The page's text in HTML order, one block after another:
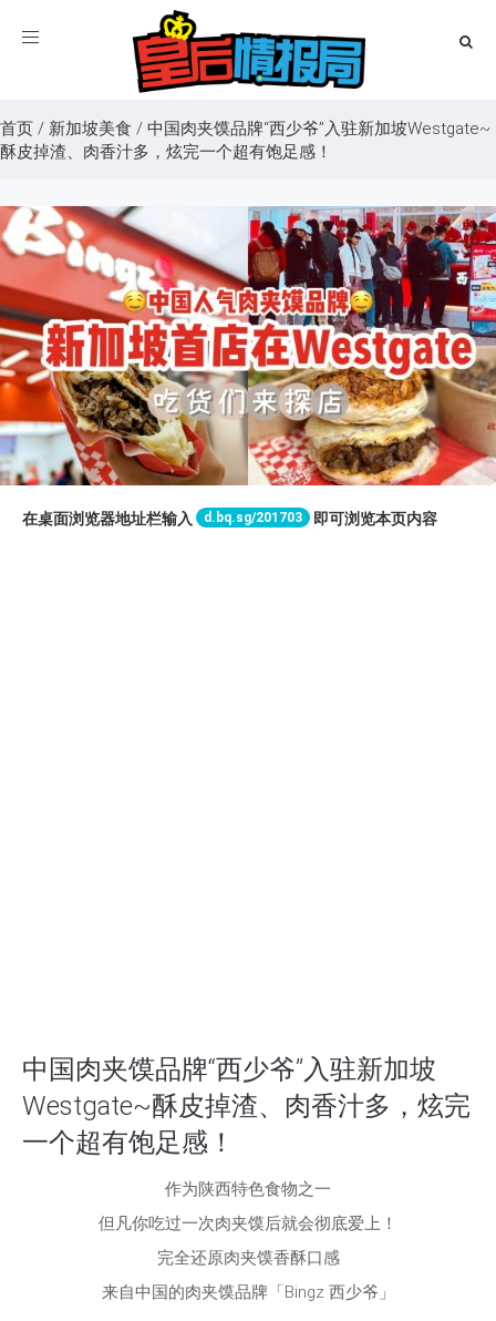
Toggle
首页 / 新加坡美食 / 中国肉夹馍品牌“西少爷”入驻新加坡Westgate~
酥皮掉渣、肉香汁多，炫完一个超有饱足感！
在桌面浏览器地址栏输入 d.bq.sg/201703 即可浏览本页内容
中国肉夹馍品牌“西少爷”入驻新加坡
Westgate~酥皮掉渣、肉香汁多，炫完
一个超有饱足感！
作为陕西特色食物之一
但凡你吃过一次肉夹馍后就会彻底爱上！
完全还原肉夹馍香酥口感
来自中国的肉夹馍品牌「Bingz 西少爷」